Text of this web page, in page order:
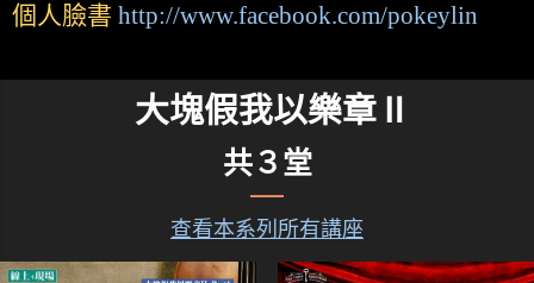
個人臉書 http://www.facebook.com/pokeylin
大塊假我以樂章Ⅱ
共３堂
查看本系列所有講座